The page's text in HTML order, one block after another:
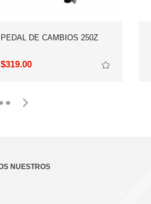
PEDAL DE CAMBIOS 250Z
$319.00